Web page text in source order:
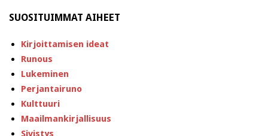
SUOSITUIMMAT AIHEET
Kirjoittamisen ideat
Runous
Lukeminen
Perjantairuno
Kulttuuri
Maailmankirjallisuus
Sivistys